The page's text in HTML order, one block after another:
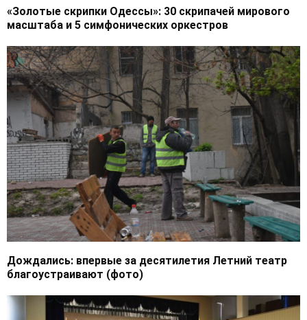
«Золотые скрипки Одессы»: 30 скрипачей мирового
масштаба и 5 симфонических оркестров
Дождались: впервые за десятилетия Летний театр
благоустраивают (фото)